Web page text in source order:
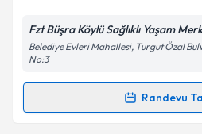
Kişisel verilerimin
Metni'ni okudum ve
Takvim
Fzt Büşra Köylü Sağlıklı Yaşam
Belediye Evleri Mahallesi, Turgut Özal
No:3
Randevu
Randevu Takvimi Talebi